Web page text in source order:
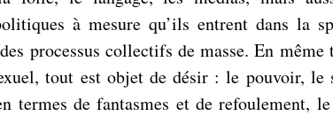
à mesure qu’ils entrent dans la
processus collectifs de masse. En même
tout est objet de désir : le pouvoir, le
termes de fantasmes et de refoulement,